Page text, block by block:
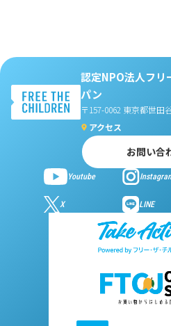
認定NPO法人フリ
パン
〒157-0062 東京都世田
アクセス
お問い合
Youtube
X LINE